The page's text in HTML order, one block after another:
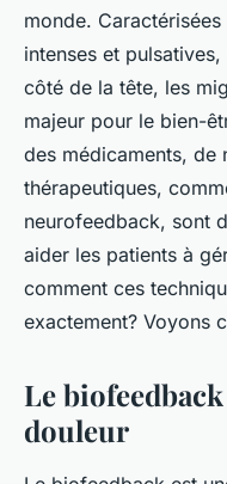
monde.
intenses et
côté de la tête, les
majeur pour le bien-
des médicaments, de
thérapeutiques,
neurofeedback, sont
aider les patients à
comment ces
exactement? Voyons
Le
douleur